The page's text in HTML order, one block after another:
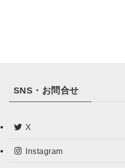
SNS・お問合せ
X
Instagram